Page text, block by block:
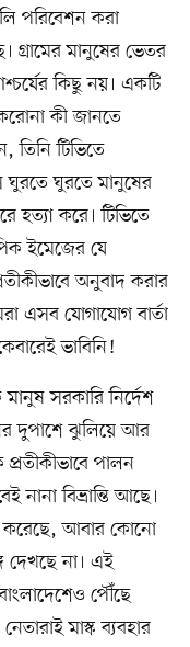
পরিবেশন করা
গ্রামের মানুষের ভেতর
কিছু নয়। একটি
কী জানতে
তিনি টিভিতে
ঘুরতে ঘুরতে মানুষের
করে। টিভিতে
ইমেজের যে
অনুবাদ করার
এসব যোগাযোগ বার্তা
ভাবিনি!
সরকারি নির্দেশ
দুপাশে ঝুলিয়ে আর
প্রতীকীভাবে পালন
নানা বিভ্রান্তি আছে।
করেছে, আবার কোনো
দেখছে না। এই
বাংলাদেশেও পৌঁছে
মাস্ক ব্যবহার